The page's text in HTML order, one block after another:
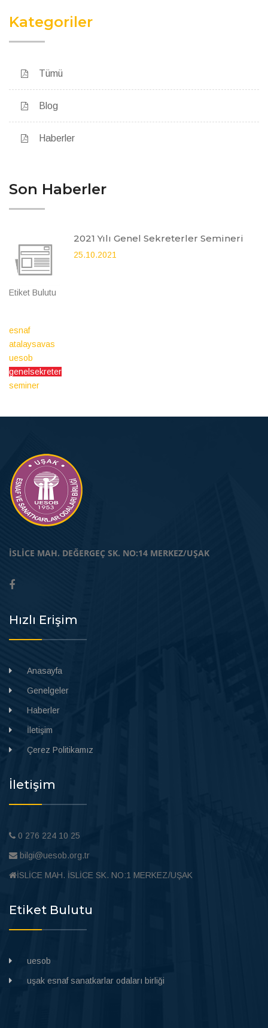
Kategoriler
Tümü
Blog
Haberler
Son Haberler
2021 Yılı Genel Sekreterler Semineri
25.10.2021
Etiket Bulutu
esnaf
atalaysavas
uesob
genelsekreter
seminer
İSLİCE MAH. DEĞERGEÇ SK. NO:14 MERKEZ/UŞAK
Hızlı Erişim
Anasayfa
Genelgeler
Haberler
İletişim
Çerez Politikamız
İletişim
0 276 224 10 25
bilgi@uesob.org.tr
İSLİCE MAH. İSLİCE SK. NO:1 MERKEZ/UŞAK
Etiket Bulutu
uesob
uşak esnaf sanatkarlar odaları birliği